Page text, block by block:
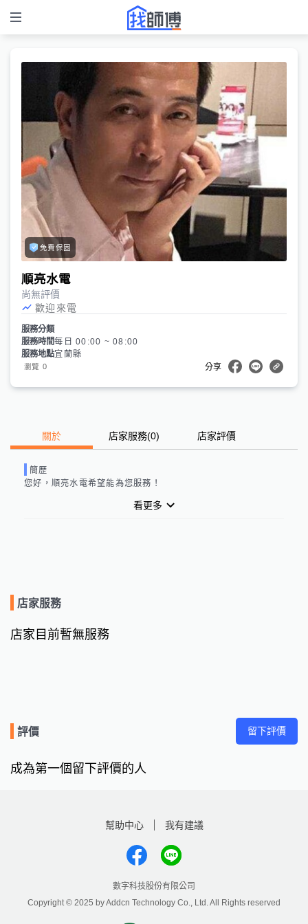
免費保固
順亮水電
尚無評價
歡迎來電
服務分類
服務時間每日 00:00 ~ 08:00
服務地點宜蘭縣
瀏覽 0 分享
關於 店家服務(0) 店家評價
簡歷
您好， 順亮水電希望能為您服務！
看更多
店家服務
店家目前暫無服務
評價 留下評價
成為第一個留下評價的人
幫助中心 我有建議
數字科技股份有限公司
Copyright © 2025 by Addcn Technology Co., Ltd. All Rights reserved